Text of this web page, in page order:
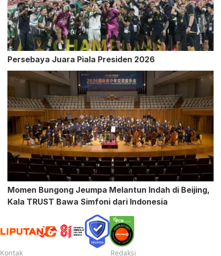
Persebaya Juara Piala Presiden 2026
Momen Bungong Jeumpa Melantun Indah di Beijing,
Kala TRUST Bawa Simfoni dari Indonesia
Kontak Redaksi